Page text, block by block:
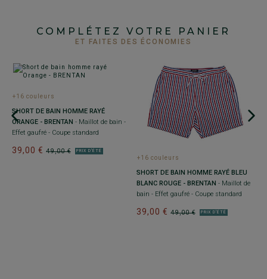
COMPLÉTEZ VOTRE PANIER
ET FAITES DES ÉCONOMIES
+16 couleurs
SHORT DE BAIN HOMME RAYÉ
ORANGE - BRENTAN - Maillot de bain -
Effet gaufré - Coupe standard
49,00 €
39,00 € PRIX D'ÉTÉ
+16 couleurs
SHORT DE BAIN HOMME RAYÉ BLEU
BLANC ROUGE - BRENTAN - Maillot de
bain - Effet gaufré - Coupe standard
49,00 €
39,00 € PRIX D'ÉTÉ